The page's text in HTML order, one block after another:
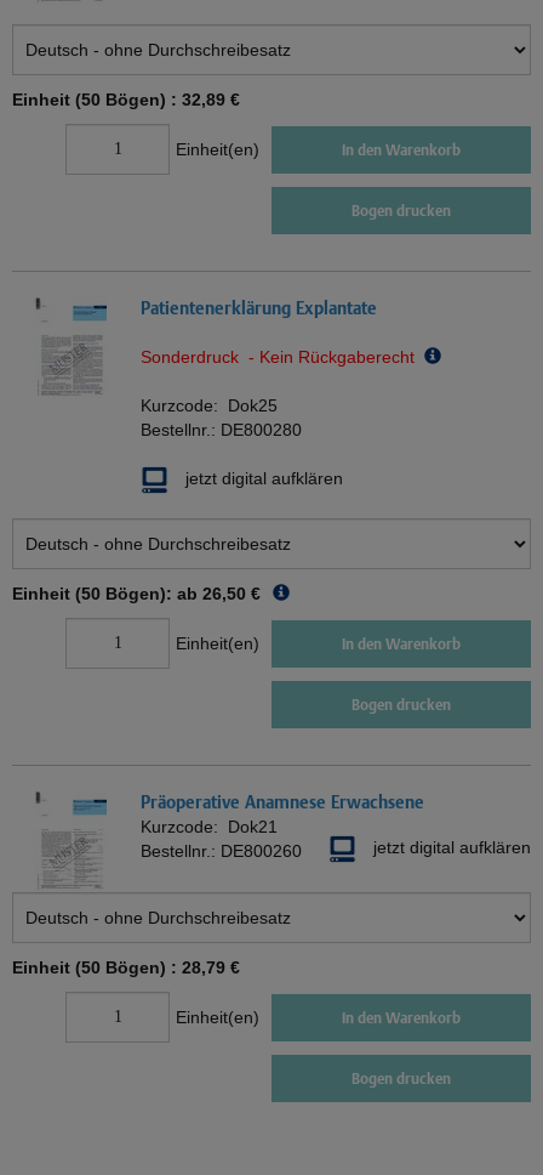
Einheit (50 Bögen) : 32,89 €
Einheit(en) In den Warenkorb
Bogen drucken
Patientenerklärung Explantate
Sonderdruck - Kein Rückgaberecht
Kurzcode: Dok25
Bestellnr.: DE800280
jetzt digital aufklären
Einheit (50 Bögen): ab 26,50 €
Einheit(en) In den Warenkorb
Bogen drucken
Präoperative Anamnese Erwachsene
Kurzcode: Dok21
Bestellnr.: DE800260 jetzt digital aufklären
Einheit (50 Bögen) : 28,79 €
Einheit(en) In den Warenkorb
Bogen drucken